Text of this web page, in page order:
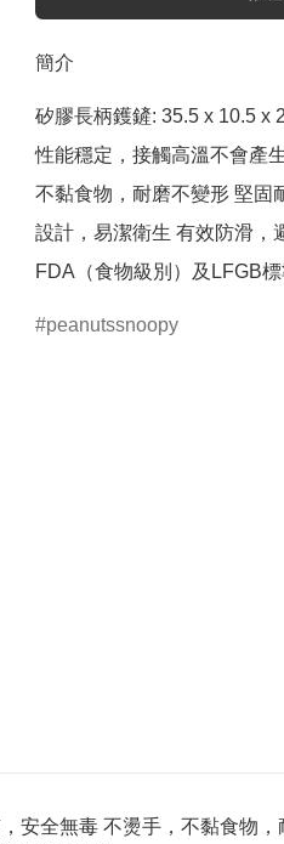
簡介
矽膠長柄鑊鏟: 35.5 x 10.5 x
性能穩定，接觸高溫不會產
不黏食物，耐磨不變形 堅固
設計，易潔衛生 有效防滑，
FDA（食物級別）及LFGB
peanutssnoopy
安全無毒 不燙手，不黏食物